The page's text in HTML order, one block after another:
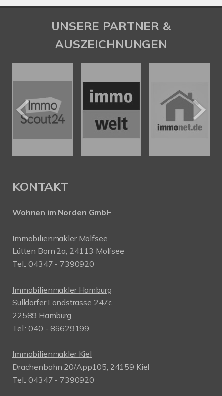
UNSERE PARTNER &
AUSZEICHNUNGEN
KONTAKT
Wohnen im Norden GmbH
Immobilienmakler Molfsee
Lütten Born 2a, 24113 Molfsee
Tel.: 04347 - 7390920
Immobilienmakler Hamburg
Sülldorfer Landstrasse 247c
22589 Hamburg
Tel.: 040 - 86629199
Immobilienmakler Kiel
Drachenbahn 20/App105, 24159 Kiel
Tel.: 04347 - 7390920